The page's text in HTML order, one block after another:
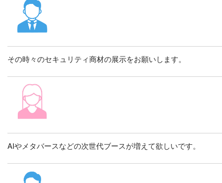
その時々のセキュリティ商材の展示をお願いします。
AIやメタバースなどの次世代ブースが増えて欲しいです。